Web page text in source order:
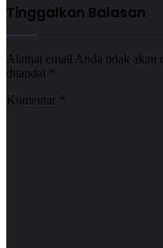
Tinggalkan Balasan
Alamat email Anda tidak akan
ditandai *
Komentar *